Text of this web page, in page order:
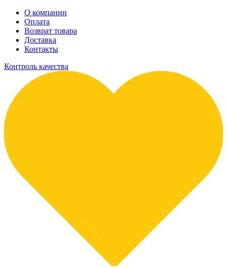
О компании
Оплата
Возврат товара
Доставка
Контакты
Контроль качества